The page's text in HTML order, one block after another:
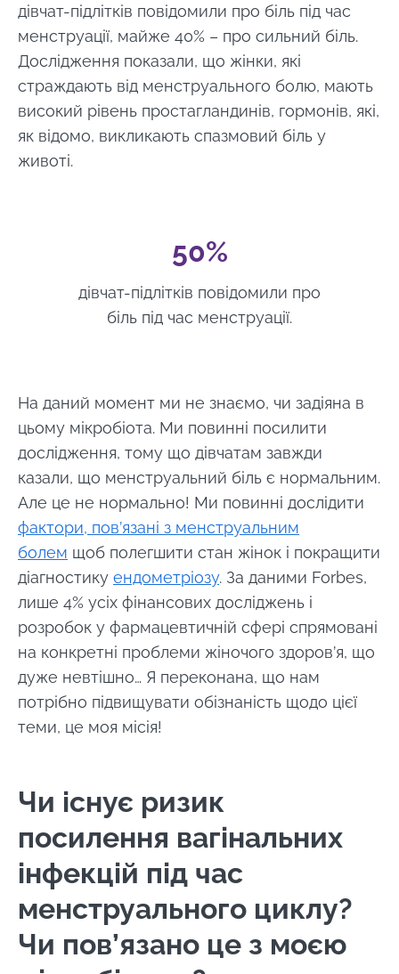
дівчат-підлітків повідомили про біль під час
менструації, майже 40% – про сильний біль.
Дослідження показали, що жінки, які
страждають від менструального болю, мають
високий рівень простагландинів, гормонів, які,
як відомо, викликають спазмовий біль у
животі.
50%
дівчат-підлітків повідомили про
біль під час менструації.
На даний момент ми не знаємо, чи задіяна в
цьому мікробіота. Ми повинні посилити
дослідження, тому що дівчатам завжди
казали, що менструальний біль є нормальним.
Але це не нормально! Ми повинні дослідити
фактори, пов’язані з менструальним
болем щоб полегшити стан жінок і покращити
діагностику ендометріозу. За даними Forbes,
лише 4% усіх фінансових досліджень і
розробок у фармацевтичній сфері спрямовані
на конкретні проблеми жіночого здоров’я, що
дуже невтішно… Я переконана, що нам
потрібно підвищувати обізнаність щодо цієї
теми, це моя місія!
Чи існує ризик
посилення вагінальних
інфекцій під час
менструального циклу?
Чи пов’язано це з моєю
Перенаправлення
Ви збираєтеся перенаправити і залишити
Будьте в курсі
Приєднуйтесь до спільноти Microbiota та
отримайте раз на місяць "найважливіший",
щоб бути в курсі останніх новин про
Microbiota.
Залишайся з нами !
Приєднуйтесь до спільноти Microbiota та
отримайте \ Essentials \ "раз на місяць,
щоб бути в курсі останніх новин про
мікробіоти".
Я хотів би підписатися на отримання інших
новин з BioCodex
Я прочитав і приймаю GTU іполітику
захисту данихІнституту мікробіоти
Biocodex.